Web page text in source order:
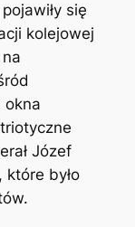
się
kolejowej
okna
Józef
które było